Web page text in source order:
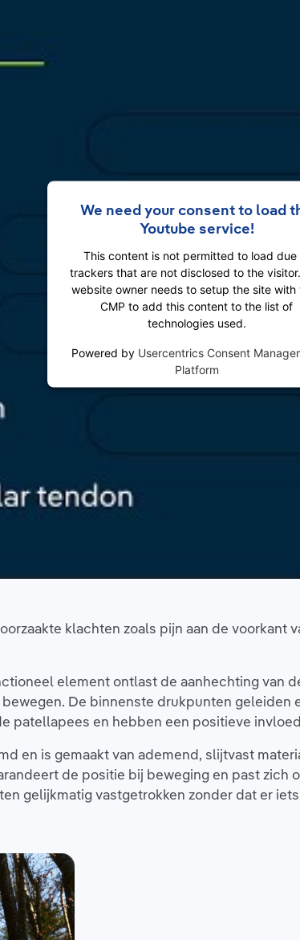
We need your consent to load
Youtube service!
This content is not permitted to load due
trackers that are not disclosed to the
website owner needs to setup the site with
CMP to add this content to the list of
technologies used.
Powered by Usercentrics Consent
Platform
klachten zoals pijn aan de
element ontlast de aanhechting
De binnenste drukpunten
patellapees en hebben een positieve
en is gemaakt van ademend, slijtvast
de positie bij beweging en past
gelijkmatig vastgetrokken zonder dat er